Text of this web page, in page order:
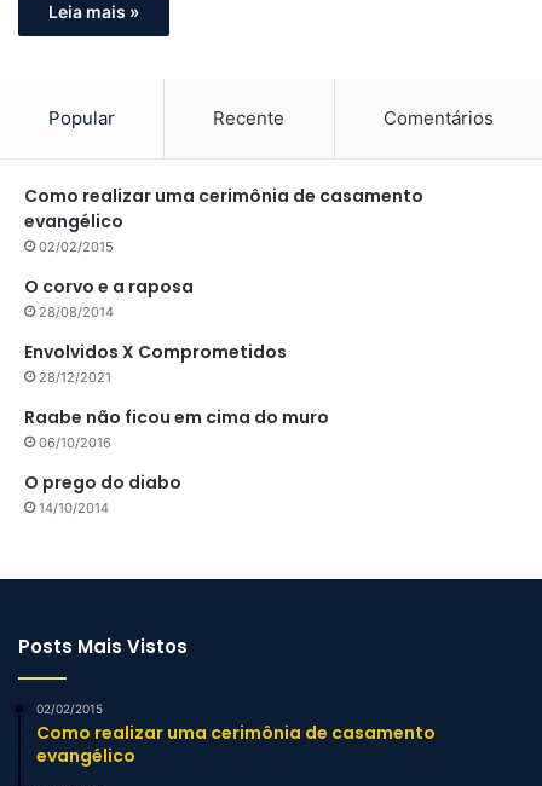
Leia mais »
Popular Recente Comentários
Como realizar uma cerimônia de casamento
evangélico
02/02/2015
O corvo e a raposa
28/08/2014
Envolvidos X Comprometidos
28/12/2021
Raabe não ficou em cima do muro
06/10/2016
O prego do diabo
14/10/2014
Posts Mais Vistos
02/02/2015
Como realizar uma cerimônia de casamento
evangélico